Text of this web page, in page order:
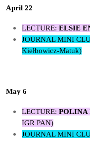
April 22
LECTURE: ELSIE
JOURNAL MINI
Kiełbowicz-Matuk)
May 6
LECTURE: POLINA
IGR PAN)
JOURNAL MINI